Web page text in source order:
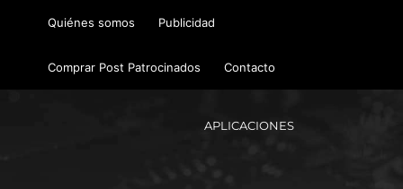
Quiénes somos Publicidad
Comprar Post Patrocinados Contacto
APLICACIONES